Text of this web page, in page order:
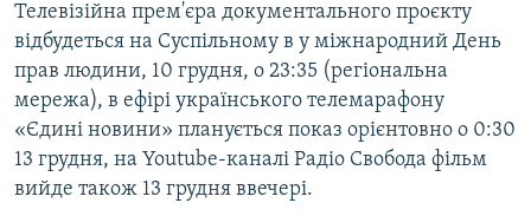
Телевізійна прем'єра документального проєкту
відбудеться на Суспільному в у міжнародний День
прав людини, 10 грудня, о 23:35 (регіональна
мережа), в ефірі українського телемарафону
«Єдині новини» планується показ орієнтовно о 0:30
13 грудня, на Youtube-каналі Радіо Свобода фільм
вийде також 13 грудня ввечері.